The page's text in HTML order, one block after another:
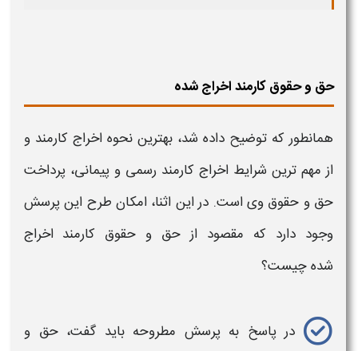
حق و حقوق کارمند اخراج شده
همانطور که توضیح داده شد، بهترین نحوه اخراج کارمند و
از مهم ترین شرایط اخراج کارمند رسمی و پیمانی، پرداخت
حق و حقوق وی است. در این اثنا، امکان طرح این پرسش
وجود دارد که مقصود از حق و حقوق کارمند اخراج
شدهچیست؟
در پاسخ به پرسش مطروحه باید گفت، حق و